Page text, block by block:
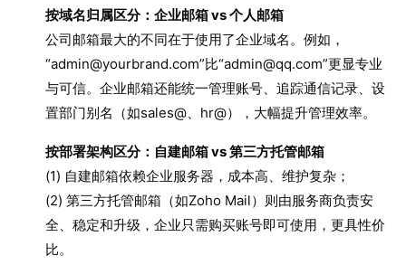
按域名归属区分：企业邮箱 vs 个人邮箱
公司邮箱最大的不同在于使用了企业域名。例如，
“admin@yourbrand.com”比“admin@qq.com”更显专业
与可信。企业邮箱还能统一管理账号、追踪通信记录、设
置部门别名（如sales@、hr@），大幅提升管理效率。
按部署架构区分：自建邮箱 vs 第三方托管邮箱
(1) 自建邮箱依赖企业服务器，成本高、维护复杂；
(2) 第三方托管邮箱（如Zoho Mail）则由服务商负责安
全、稳定和升级，企业只需购买账号即可使用，更具性价
比。